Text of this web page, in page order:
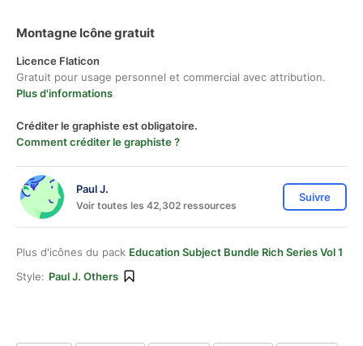
Montagne Icône gratuit
Licence Flaticon
Gratuit pour usage personnel et commercial avec attribution.
Plus d'informations
Créditer le graphiste est obligatoire.
Comment créditer le graphiste ?
Paul J.
Voir toutes les 42,302 ressources
Suivre
Plus d'icônes du pack Education Subject Bundle Rich Series Vol 1
Style: Paul J. Others